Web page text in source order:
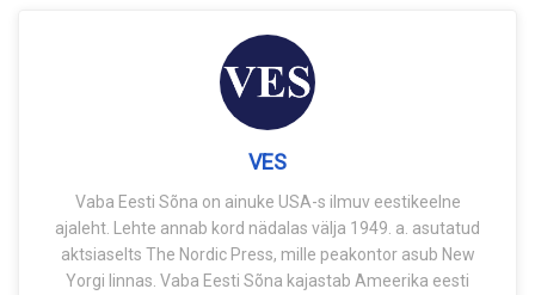
VES
Vaba Eesti Sõna on ainuke USA-s ilmuv eestikeelne
ajaleht. Lehte annab kord nädalas välja 1949. a. asutatud
aktsiaselts The Nordic Press, mille peakontor asub New
Yorgi linnas. Vaba Eesti Sõna kajastab Ameerika eesti